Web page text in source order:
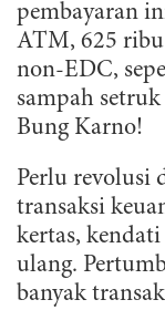
pembayaran
ATM, 625 ribu
non-EDC,
sampah
Bung Karno!
Perlu revolusi
transaksi
kertas,
ulang.
banyak